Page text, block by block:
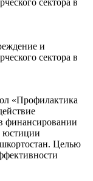
сектора в
и
сектора в
«Профилактика
финансировании
юстиции
Целью